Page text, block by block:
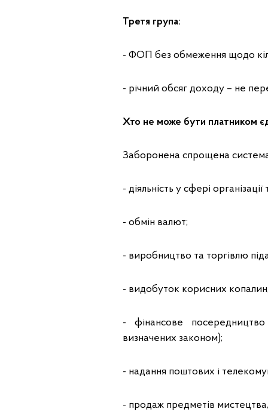
Третя група:
- ФОП без обмеження щодо
- річний обсяг доходу – не
Хто не може бути платником
Заборонена спрощена
- діяльність у сфері
- обмін валют;
- виробництво та торгівлю
- видобуток корисних копалин,
- фінансове
визначених законом);
- надання поштових і
- продаж предметів мистецтва,